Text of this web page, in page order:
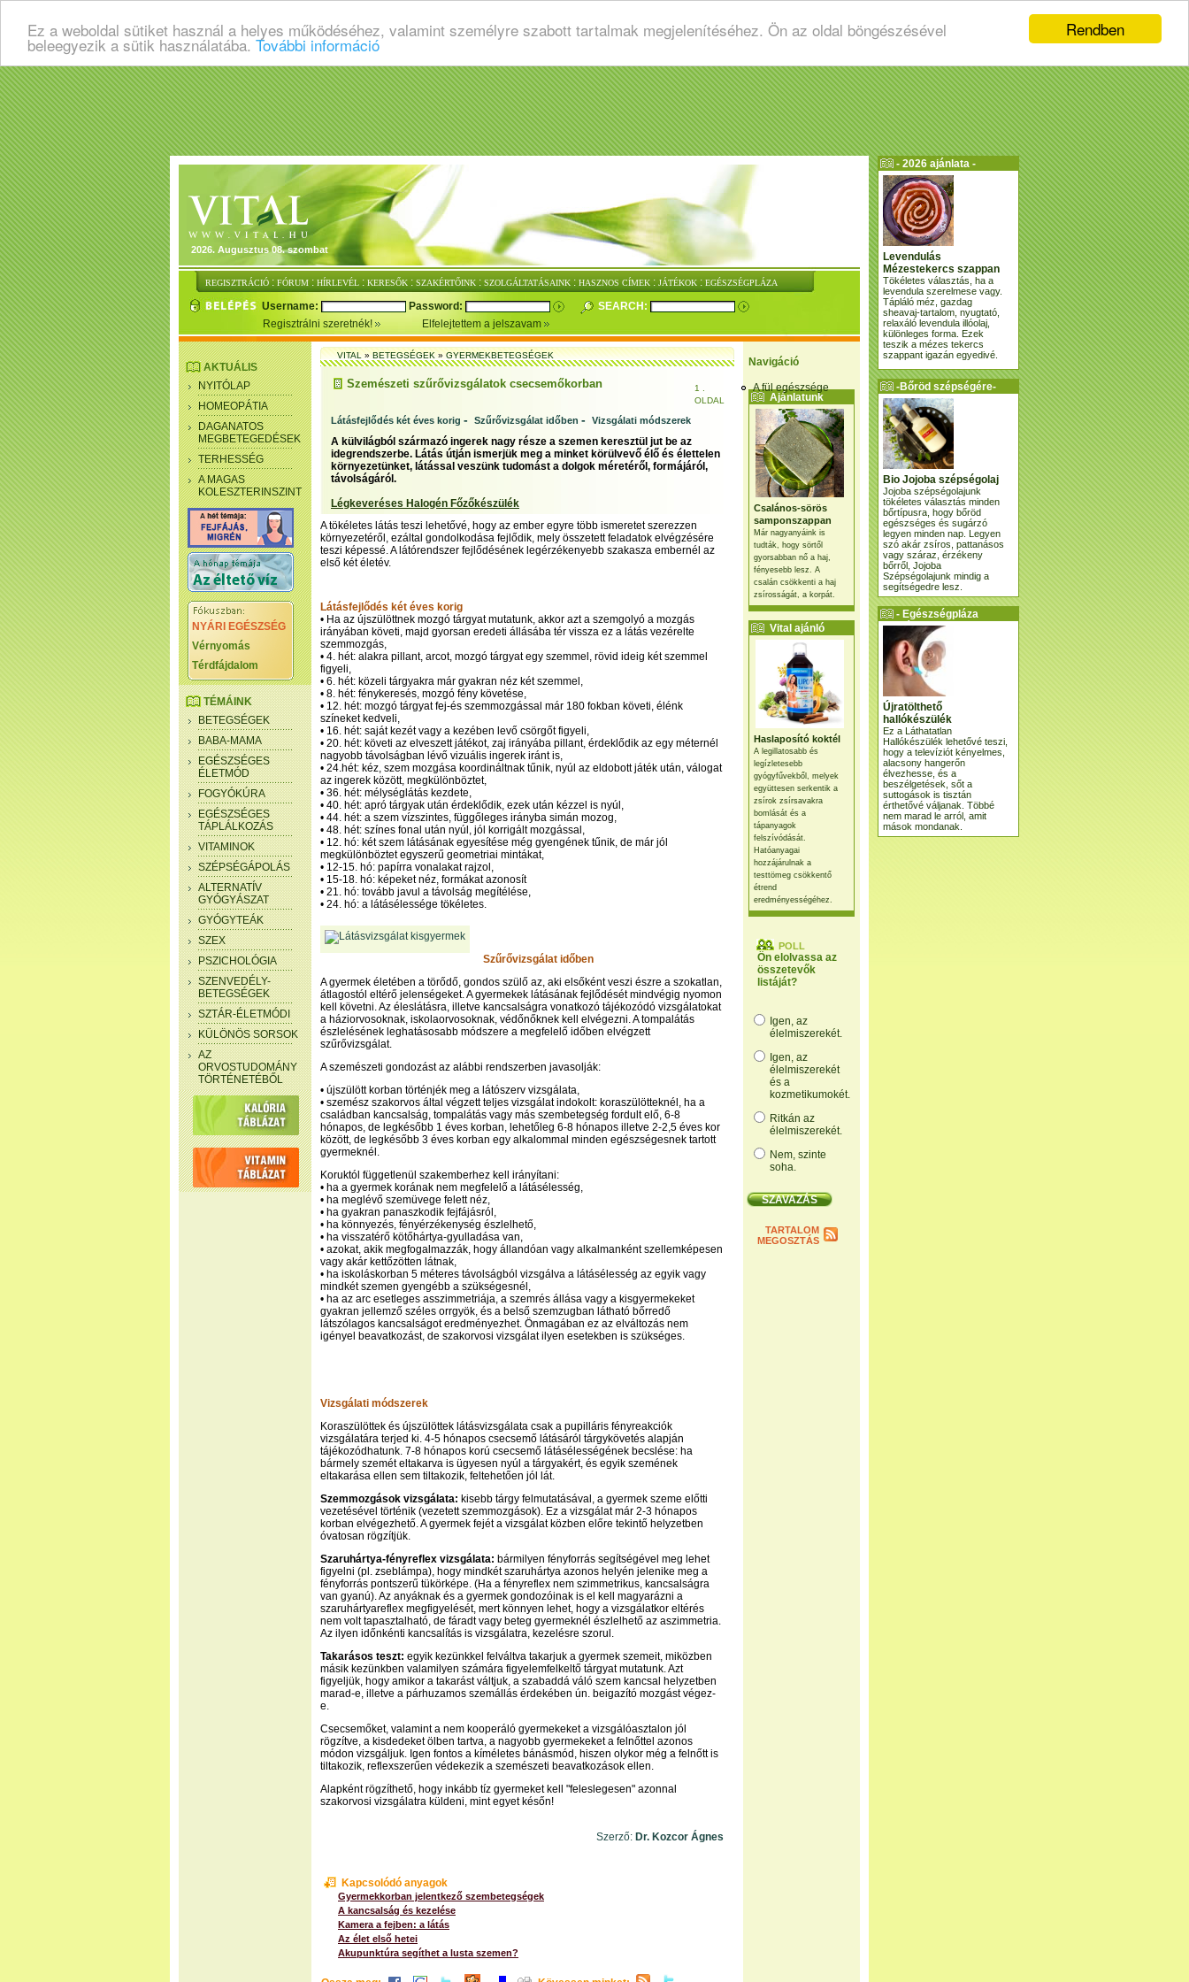
Rendben
Ez a weboldal sütiket használ a helyes működéséhez, valamint személyre szabott tartalmak megjelenítéséhez. Ön az oldal böngészésével
beleegyezik a sütik használatába. További információ
2026. Augusztus 08. szombat
REGISZTRÁCIÓ : FÓRUM : HÍRLEVÉL : KERESŐK : SZAKÉRTŐINK : SZOLGÁLTATÁSAINK : HASZNOS CÍMEK : JÁTÉKOK : EGÉSZSÉGPLÁZA
Username: Password:
SEARCH:
Regisztrálni szeretnék!
Elfelejtettem a jelszavam
Navigáció
A fül egészsége
Ajánlatunk
Csalános-sörös
samponszappan
Már nagyanyáink is
tudták, hogy sörtől
gyorsabban nő a haj,
fényesebb lesz. A
csalán csökkenti a haj
zsírosságát, a korpát.
Vital ajánló
Haslaposító koktél
A legillatosabb és
legízletesebb
gyógyfűvekből, melyek
együttesen serkentik a
zsírok zsírsavakra
bomlását és a
tápanyagok
felszívódását.
Hatóanyagai
hozzájárulnak a
testtömeg csökkentő
étrend
eredményességéhez.
POLL
Ön elolvassa az
összetevők
listáját?
Igen, az
élelmiszerekét.
Igen, az
élelmiszerekét
és a
kozmetikumokét.
Ritkán az
élelmiszerekét.
Nem, szinte
soha.
TARTALOM
MEGOSZTÁS
AKTUÁLIS
NYITÓLAP
HOMEOPÁTIA
DAGANATOS
MEGBETEGEDÉSEK
TERHESSÉG
A MAGAS
KOLESZTERINSZINT
NYÁRI EGÉSZSÉG
Vérnyomás
Térdfájdalom
TÉMÁINK
BETEGSÉGEK
BABA-MAMA
EGÉSZSÉGES
ÉLETMÓD
FOGYÓKÚRA
EGÉSZSÉGES
TÁPLÁLKOZÁS
VITAMINOK
SZÉPSÉGÁPOLÁS
ALTERNATÍV
GYÓGYÁSZAT
GYÓGYTEÁK
SZEX
PSZICHOLÓGIA
SZENVEDÉLY-
BETEGSÉGEK
SZTÁR-ÉLETMÓDI
KÜLÖNÖS SORSOK
AZ
ORVOSTUDOMÁNY
TÖRTÉNETÉBŐL
VITAL»BETEGSÉGEK»GYERMEKBETEGSÉGEK
Szemészeti szűrővizsgálatok csecsemőkorban
1 .
OLDAL
Látásfejlődés két éves korig - Szűrővizsgálat időben - Vizsgálati módszerek
A külvilágból származó ingerek nagy része a szemen keresztül jut be az
idegrendszerbe. Látás útján ismerjük meg a minket körülvevő élő és élettelen
környezetünket, látással veszünk tudomást a dolgok méretéről, formájáról,
távolságáról.
Légkeveréses Halogén Főzőkészülék
A tökéletes látás teszi lehetővé, hogy az ember egyre több ismeretet szerezzen
környezetéről, ezáltal gondolkodása fejlődik, mely összetett feladatok elvégzésére
teszi képessé. A látórendszer fejlődésének legérzékenyebb szakasza embernél az
első két életév.
Látásfejlődés két éves korig
• Ha az újszülöttnek mozgó tárgyat mutatunk, akkor azt a szemgolyó a mozgás
irányában követi, majd gyorsan eredeti állásába tér vissza ez a látás vezérelte
szemmozgás,
• 4. hét: alakra pillant, arcot, mozgó tárgyat egy szemmel, rövid ideig két szemmel
figyeli,
• 6. hét: közeli tárgyakra már gyakran néz két szemmel,
• 8. hét: fénykeresés, mozgó fény követése,
• 12. hét: mozgó tárgyat fej-és szemmozgással már 180 fokban követi, élénk
színeket kedveli,
• 16. hét: saját kezét vagy a kezében levő csörgőt figyeli,
• 20. hét: követi az elveszett játékot, zaj irányába pillant, érdeklődik az egy méternél
nagyobb távolságban lévő vizuális ingerek iránt is,
• 24.hét: kéz, szem mozgása koordináltnak tűnik, nyúl az eldobott játék után, válogat
az ingerek között, megkülönböztet,
• 36. hét: mélységlátás kezdete,
• 40. hét: apró tárgyak után érdeklődik, ezek után kézzel is nyúl,
• 44. hét: a szem vízszintes, függőleges irányba simán mozog,
• 48. hét: színes fonal után nyúl, jól korrigált mozgással,
• 12. hó: két szem látásának egyesítése még gyengének tűnik, de már jól
megkülönböztet egyszerű geometriai mintákat,
• 12-15. hó: papírra vonalakat rajzol,
• 15-18. hó: képeket néz, formákat azonosít
• 21. hó: tovább javul a távolság megítélése,
• 24. hó: a látásélessége tökéletes.
Szűrővizsgálat időben
A gyermek életében a törődő, gondos szülő az, aki elsőként veszi észre a szokatlan,
átlagostól eltérő jelenségeket. A gyermekek látásának fejlődését mindvégig nyomon
kell követni. Az éleslátásra, illetve kancsalságra vonatkozó tájékozódó vizsgálatokat
a háziorvosoknak, iskolaorvosoknak, védőnőknek kell elvégezni. A tompalátás
észlelésének leghatásosabb módszere a megfelelő időben elvégzett
szűrővizsgálat.
A szemészeti gondozást az alábbi rendszerben javasolják:
• újszülött korban történjék meg a látószerv vizsgálata,
• szemész szakorvos által végzett teljes vizsgálat indokolt: koraszülötteknél, ha a
családban kancsalság, tompalátás vagy más szembetegség fordult elő, 6-8
hónapos, de legkésőbb 1 éves korban, lehetőleg 6-8 hónapos illetve 2-2,5 éves kor
között, de legkésőbb 3 éves korban egy alkalommal minden egészségesnek tartott
gyermeknél.
Koruktól függetlenül szakemberhez kell irányítani:
• ha a gyermek korának nem megfelelő a látásélesség,
• ha meglévő szemüvege felett néz,
• ha gyakran panaszkodik fejfájásról,
• ha könnyezés, fényérzékenység észlelhető,
• ha visszatérő kötőhártya-gyulladása van,
• azokat, akik megfogalmazzák, hogy állandóan vagy alkalmanként szellemképesen
vagy akár kettőzötten látnak,
• ha iskoláskorban 5 méteres távolságból vizsgálva a látásélesség az egyik vagy
mindkét szemen gyengébb a szükségesnél,
• ha az arc esetleges asszimmetriája, a szemrés állása vagy a kisgyermekeket
gyakran jellemző széles orrgyök, és a belső szemzugban látható bőrredő
látszólagos kancsalságot eredményezhet. Önmagában ez az elváltozás nem
igényel beavatkozást, de szakorvosi vizsgálat ilyen esetekben is szükséges.
Vizsgálati módszerek
Koraszülöttek és újszülöttek látásvizsgálata csak a pupilláris fényreakciók
vizsgálatára terjed ki. 4-5 hónapos csecsemő látásáról tárgykövetés alapján
tájékozódhatunk. 7-8 hónapos korú csecsemő látásélességének becslése: ha
bármely szemét eltakarva is ügyesen nyúl a tárgyakért, és egyik szemének
eltakarása ellen sem tiltakozik, feltehetően jól lát.
Szemmozgások vizsgálata: kisebb tárgy felmutatásával, a gyermek szeme előtti
vezetésével történik (vezetett szemmozgások). Ez a vizsgálat már 2-3 hónapos
korban elvégezhető. A gyermek fejét a vizsgálat közben előre tekintő helyzetben
óvatosan rögzítjük.
Szaruhártya-fényreflex vizsgálata: bármilyen fényforrás segítségével meg lehet
figyelni (pl. zseblámpa), hogy mindkét szaruhártya azonos helyén jelenike meg a
fényforrás pontszerű tükörképe. (Ha a fényreflex nem szimmetrikus, kancsalságra
van gyanú). Az anyáknak és a gyermek gondozóinak is el kell magyarázni a
szaruhártyareflex megfigyelését, mert könnyen lehet, hogy a vizsgálatkor eltérés
nem volt tapasztalható, de fáradt vagy beteg gyermeknél észlelhető az aszimmetria.
Az ilyen időnkénti kancsalítás is vizsgálatra, kezelésre szorul.
Takarásos teszt: egyik kezünkkel felváltva takarjuk a gyermek szemeit, miközben
másik kezünkben valamilyen számára figyelemfelkeltő tárgyat mutatunk. Azt
figyeljük, hogy amikor a takarást váltjuk, a szabaddá váló szem kancsal helyzetben
marad-e, illetve a párhuzamos szemállás érdekében ún. beigazító mozgást végez-
e.
Csecsemőket, valamint a nem kooperáló gyermekeket a vizsgálóasztalon jól
rögzítve, a kisdedeket ölben tartva, a nagyobb gyermekeket a felnőttel azonos
módon vizsgáljuk. Igen fontos a kíméletes bánásmód, hiszen olykor még a felnőtt is
tiltakozik, reflexszerűen védekezik a szemészeti beavatkozások ellen.
Alapként rögzíthető, hogy inkább tíz gyermeket kell "feleslegesen" azonnal
szakorvosi vizsgálatra küldeni, mint egyet későn!
Szerző: Dr. Kozcor Ágnes
Kapcsolódó anyagok
Gyermekkorban jelentkező szembetegségek
A kancsalság és kezelése
Kamera a fejben: a látás
Az élet első hetei
Akupunktúra segíthet a lusta szemen?
- 2026 ajánlata -
Levendulás
Mézestekercs szappan
Tökéletes választás, ha a
levendula szerelmese vagy.
Tápláló méz, gazdag
sheavaj-tartalom, nyugtató,
relaxáló levendula illóolaj,
különleges forma. Ezek
teszik a mézes tekercs
szappant igazán egyedivé.
-Bőröd szépségére-
Bio Jojoba szépségolaj
Jojoba szépségolajunk
tökéletes választás minden
bőrtípusra, hogy bőröd
egészséges és sugárzó
legyen minden nap. Legyen
szó akár zsíros, pattanásos
vagy száraz, érzékeny
bőrről, Jojoba
Szépségolajunk mindig a
segítségedre lesz.
- Egészségpláza
ajánlatunk -
Újratölthető
hallókészülék
Ez a Láthatatlan
Hallókészülék lehetővé teszi,
hogy a televíziót kényelmes,
alacsony hangerőn
élvezhesse, és a
beszélgetések, sőt a
suttogások is tisztán
érthetővé váljanak. Többé
nem marad le arról, amit
mások mondanak.